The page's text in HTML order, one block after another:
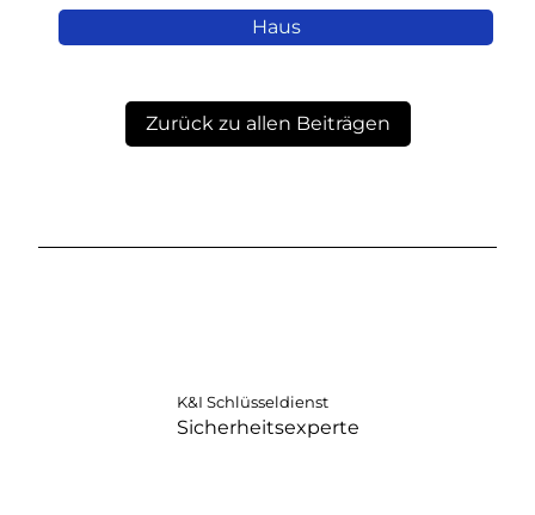
Haus
Zurück zu allen Beiträgen
K&I Schlüsseldienst
Sicherheitsexperte